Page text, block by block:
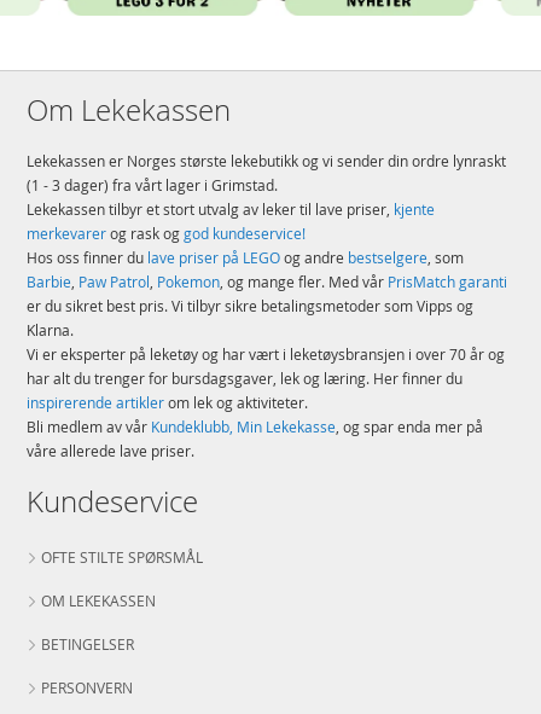
Om Lekekassen
Lekekassen er Norges største lekebutikk og vi sender din ordre lynraskt
(1 - 3 dager) fra vårt lager i Grimstad.
Lekekassen tilbyr et stort utvalg av leker til lave priser, kjente
merkevarerog rask oggod kundeservice!
Hos oss finner du lave priser på LEGOog andre bestselgere , som
Barbie Paw Patrol Pokemon , og mange fler. Med vår PrisMatch garanti
er du sikret best pris. Vi tilbyr sikre betalingsmetoder som Vipps og
Klarna.
Vi er eksperter på leketøy og har vært i leketøysbransjen i over 70 år og
har alt du trenger for bursdagsgaver, lek og læring. Her finner du
inspirerende artiklerom lek og aktiviteter.
Bli medlem av vår Kundeklubb, Min Lekekasse , og spar enda mer på
våre allerede lave priser.
Kundeservice
OFTE STILTE SPØRSMÅL
OM LEKEKASSEN
BETINGELSER
PERSONVERN